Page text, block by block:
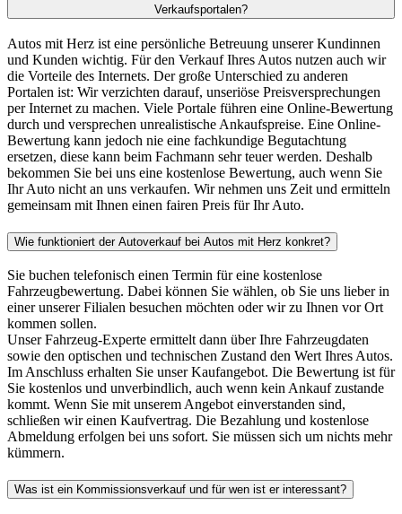
Verkaufsportalen?
Autos mit Herz ist eine persönliche Betreuung unserer Kundinnen
und Kunden wichtig. Für den Verkauf Ihres Autos nutzen auch wir
die Vorteile des Internets. Der große Unterschied zu anderen
Portalen ist: Wir verzichten darauf, unseriöse Preisversprechungen
per Internet zu machen. Viele Portale führen eine Online-Bewertung
durch und versprechen unrealistische Ankaufspreise. Eine Online-
Bewertung kann jedoch nie eine fachkundige Begutachtung
ersetzen, diese kann beim Fachmann sehr teuer werden. Deshalb
bekommen Sie bei uns eine kostenlose Bewertung, auch wenn Sie
Ihr Auto nicht an uns verkaufen. Wir nehmen uns Zeit und ermitteln
gemeinsam mit Ihnen einen fairen Preis für Ihr Auto.
Wie funktioniert der Autoverkauf bei Autos mit Herz konkret?
Sie buchen telefonisch einen Termin für eine kostenlose
Fahrzeugbewertung. Dabei können Sie wählen, ob Sie uns lieber in
einer unserer Filialen besuchen möchten oder wir zu Ihnen vor Ort
kommen sollen.
Unser Fahrzeug-Experte ermittelt dann über Ihre Fahrzeugdaten
sowie den optischen und technischen Zustand den Wert Ihres Autos.
Im Anschluss erhalten Sie unser Kaufangebot. Die Bewertung ist für
Sie kostenlos und unverbindlich, auch wenn kein Ankauf zustande
kommt. Wenn Sie mit unserem Angebot einverstanden sind,
schließen wir einen Kaufvertrag. Die Bezahlung und kostenlose
Abmeldung erfolgen bei uns sofort. Sie müssen sich um nichts mehr
kümmern.
Was ist ein Kommissionsverkauf und für wen ist er interessant?